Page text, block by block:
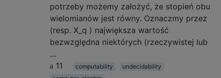
potrzeby możemy założyć, że stopień obu
wielomianów jest równy. Oznaczmy przez
(resp. X_q ) największa wartość
bezwzględna niektórych (rzeczywistej lub
…
11
computability
undecidability